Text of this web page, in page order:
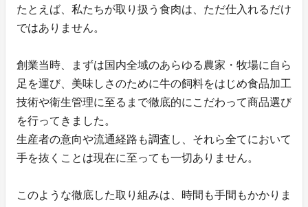
たとえば、私たちが取り扱う食肉は、ただ仕入れるだけ
ではありません。
創業当時、まずは国内全域のあらゆる農家・牧場に自ら
足を運び、美味しさのために牛の飼料をはじめ食品加工
技術や衛生管理に至るまで徹底的にこだわって商品選び
を行ってきました。
生産者の意向や流通経路も調査し、それら全てにおいて
手を抜くことは現在に至っても一切ありません。
このような徹底した取り組みは、時間も手間もかかりま